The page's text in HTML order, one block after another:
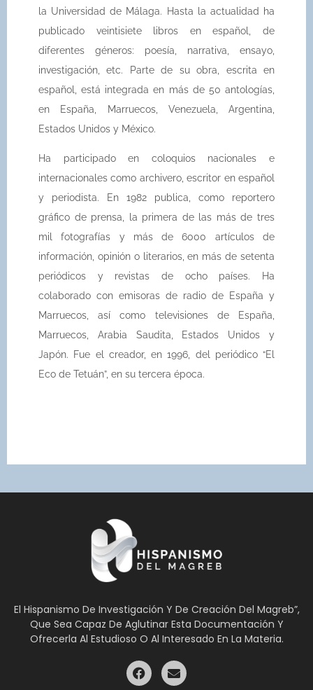
la Universidad de Málaga. Hasta la actualidad ha
publicado veintisiete libros en español, de
diferentes géneros: poesía, narrativa, ensayo,
investigación, etc. Parte de su obra, escrita en
español, está integrada en más de 50 antologías,
en España, Marruecos, Venezuela, Argentina,
Estados Unidos y México.
Ha participado en coloquios nacionales e
internacionales como archivero, escritor en español
y periodista.
En 1982 publica, como reportero
gráfico de prensa, la primera de las más de tres
mil fotografías y más de 6000 artículos de
información, opinión o literarios, en más de setenta
periódicos y revistas de ocho países. Ha
colaborado con emisoras de radio de España y
Marruecos, así como televisiones de España,
Marruecos, Arabia Saudita, Estados Unidos y
Japón. Fue el creador, en 1996, del periódico “El
Eco de Tetuán”, en su tercera época.
El Hispanismo De Investigación Y De Creación Del Magreb”,
Que Sea Capaz De Aglutinar Esta Documentación Y
Ofrecerla Al Estudioso O Al Interesado En La Materia.